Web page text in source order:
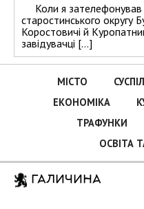
Коли я зателефонував
старостинського округу
Коростовичі й
завідувачці […]
МІСТО
ЕКОНОМІКА
ТРАФУНКИ
ОСВІТА
ГАЛИЧИНА